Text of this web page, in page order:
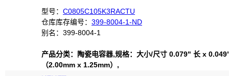
型号： C0805C105K3RACTU
仓库库存编号： 399-8004-1-ND
别名：399-8004-1
产品分类：陶瓷电容器,规格：大小/尺寸 0.079" 长 x
（2.00mm x 1.25mm）,